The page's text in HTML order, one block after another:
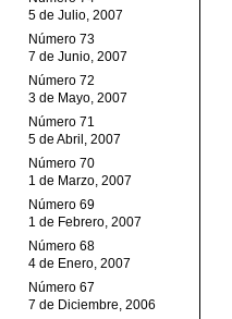
5 de Julio, 2007
Número 73
7 de Junio, 2007
Número 72
3 de Mayo, 2007
Número 71
5 de Abril, 2007
Número 70
1 de Marzo, 2007
Número 69
1 de Febrero, 2007
Número 68
4 de Enero, 2007
Número 67
7 de Diciembre, 2006